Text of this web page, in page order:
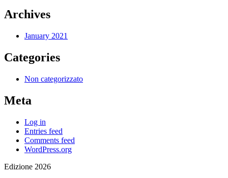
Archives
January 2021
Categories
Non categorizzato
Meta
Log in
Entries feed
Comments feed
WordPress.org
Edizione 2026